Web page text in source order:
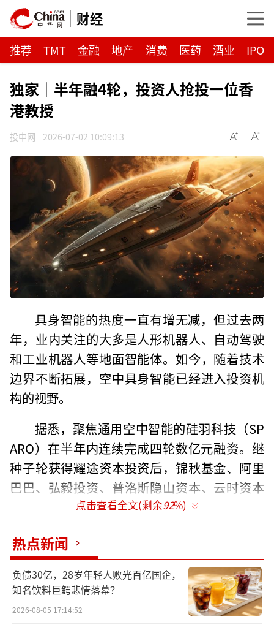
财经
推荐 TMT 金融 地产 消费 医药 酒业 IPO
独家｜半年融4轮，投资人抢投一位香
港教授
投中网 2026-07-02 10:09:13
具身智能的热度一直有增无减，但过去两
年，业内关注的大多是人形机器人、自动驾驶
和工业机器人等地面智能体。如今，随着技术
边界不断拓展，空中具身智能已经进入投资机
构的视野。
据悉，聚焦通用空中智能的硅羽科技（SP
ARO）在半年内连续完成四轮数亿元融资。继
种子轮获得耀途资本投资后，锦秋基金、阿里
巴巴、弘毅投资、普洛斯隐山资本、云时资本
等机构相继加注。
创始人张富告诉我们，早在公司正式成立
之前，便已有多家投资机构主动找上门
来。“投资人看中的，是我们过去十余年积累
的原创技术，以及空中智能体这条足够难、也
足够具备产业想象力的技术路线。”
点击查看全文(剩余92%)
热点新闻
负债30亿，28岁年轻人败光百亿国企，
知名饮料巨鳄悲情落幕？
2026-08-05 17:14:52